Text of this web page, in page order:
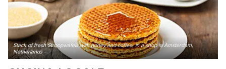
Stack of fresh Stroopwafels with honey and coffee, in a shop in Amsterdam,
Netherlands